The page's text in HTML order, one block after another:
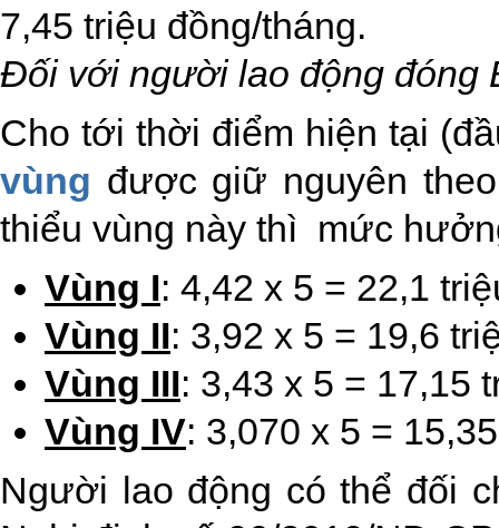
7,45 triệu đồng/tháng.
Đối với người lao động đóng
Cho tới thời điểm hiện tại
vùng được giữ nguyên
thiểu vùng này thì mức
Vùng I: 4,42 x 5 = 22,1
Vùng II: 3,92 x 5 = 19,6
Vùng III: 3,43 x 5 = 17,15
Vùng IV: 3,070 x 5 =
Người lao động có thể đối